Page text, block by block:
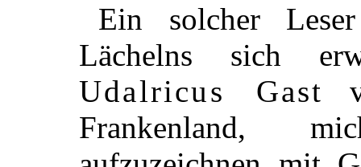
Ein solcher
Lächelns sich
Udalricus Gast
Frankenland,